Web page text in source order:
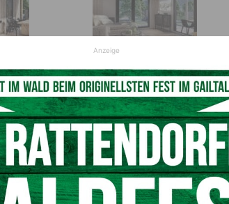
ein Bike Shop, ein Kinderspielplatz, ein
Freibad mit Kleinkinderbecken. Weitere
den Herbst in Planung.
Anzeige